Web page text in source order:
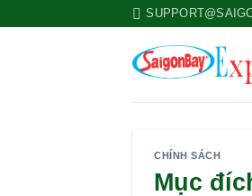
CHÍNH SÁCH
Mục